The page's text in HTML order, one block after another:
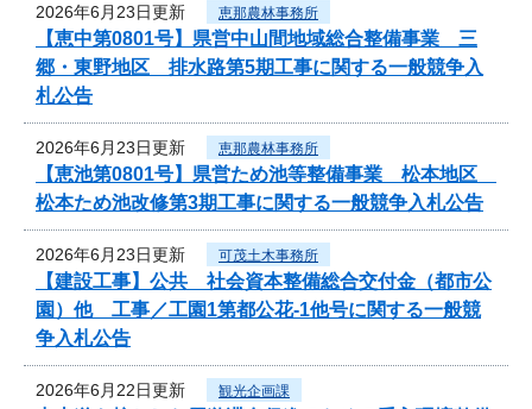
2026年6月23日更新 恵那農林事務所
【恵中第0801号】県営中山間地域総合整備事業 三
郷・東野地区 排水路第5期工事に関する一般競争入
札公告
2026年6月23日更新 恵那農林事務所
【恵池第0801号】県営ため池等整備事業 松本地区
松本ため池改修第3期工事に関する一般競争入札公告
2026年6月23日更新 可茂土木事務所
【建設工事】公共 社会資本整備総合交付金（都市公
園）他 工事／工園1第都公花-1他号に関する一般競
争入札公告
2026年6月22日更新 観光企画課